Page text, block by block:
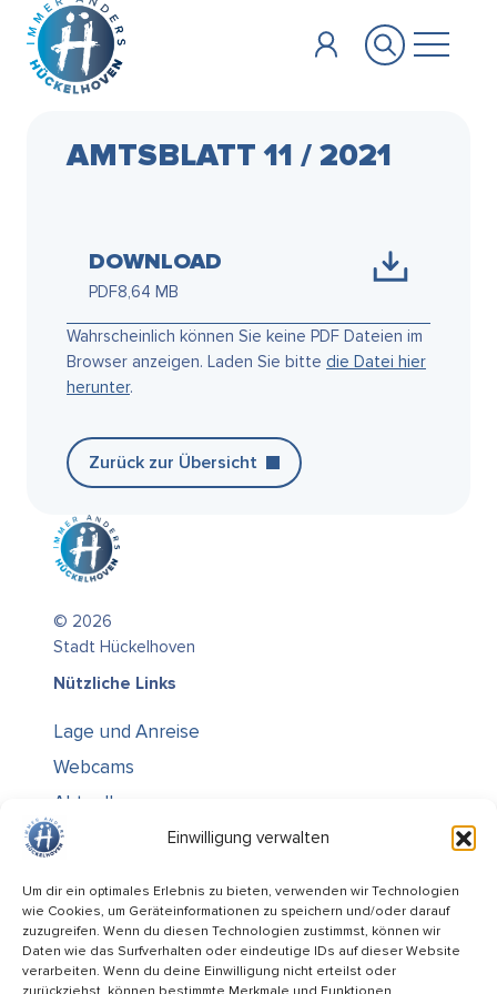
Einwilligung verwalten
Um dir ein optimales Erlebnis zu bieten, verwenden wir Technologien
wie Cookies, um Geräteinformationen zu speichern und/oder darauf
zuzugreifen. Wenn du diesen Technologien zustimmst, können wir
Daten wie das Surfverhalten oder eindeutige IDs auf dieser Website
verarbeiten. Wenn du deine Einwilligung nicht erteilst oder
Zum Hauptinhalt springen
AMTSBLATT 11 / 2021
DOWNLOAD
PDF8,64 MB
Wahrscheinlich können Sie keine PDF Dateien im
Browser anzeigen. Laden Sie bitte die Datei hier
herunter.
Zurück zur Übersicht
© 2026
Stadt Hückelhoven
Nützliche Links
Lage und Anreise
Webcams
Aktuelles
Über uns
Kontakt / Öffnungszeiten
Alle Ämter
Stellenausschreibungen
Rechtliches